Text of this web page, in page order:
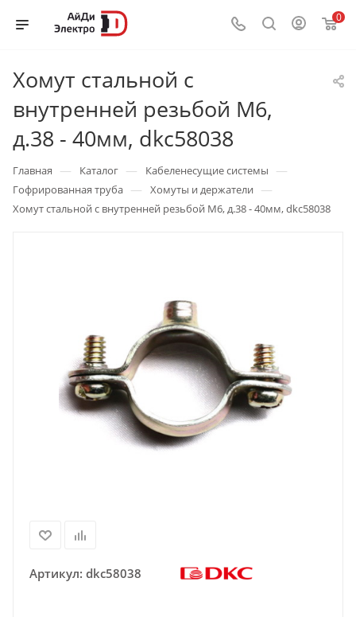
0
Хомут стальной с
внутренней резьбой М6,
д.38 - 40мм, dkc58038
Главная — Каталог — Кабеленесущие системы —
Гофрированная труба — Хомуты и держатели —
Хомут стальной с внутренней резьбой М6, д.38 - 40мм, dkc58038
Артикул: dkc58038